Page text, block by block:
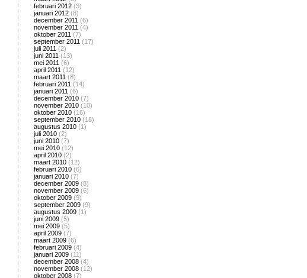
februari 2012 (3)
januari 2012 (8)
december 2011 (6)
november 2011 (4)
oktober 2011 (7)
september 2011 (17)
juli 2011 (2)
juni 2011 (13)
mei 2011 (6)
april 2011 (12)
maart 2011 (8)
februari 2011 (14)
januari 2011 (6)
december 2010 (7)
november 2010 (10)
oktober 2010 (16)
september 2010 (18)
augustus 2010 (1)
juli 2010 (2)
juni 2010 (7)
mei 2010 (12)
april 2010 (2)
maart 2010 (12)
februari 2010 (6)
januari 2010 (7)
december 2009 (8)
november 2009 (6)
oktober 2009 (9)
september 2009 (9)
augustus 2009 (1)
juni 2009 (5)
mei 2009 (5)
april 2009 (7)
maart 2009 (6)
februari 2009 (4)
januari 2009 (11)
december 2008 (4)
november 2008 (12)
oktober 2008 (7)